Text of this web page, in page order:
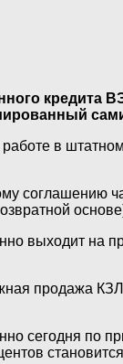
кредита
в
соглашению
выходит
продажа
сегодня по